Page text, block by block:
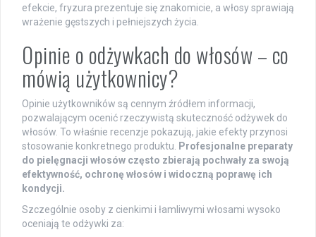
efekcie, fryzura prezentuje się znakomicie, a włosy sprawiają
wrażenie gęstszych i pełniejszych życia.
Opinie o odżywkach do włosów – co
mówią użytkownicy?
Opinie użytkowników są cennym źródłem informacji,
pozwalającym ocenić rzeczywistą skuteczność odżywek do
włosów. To właśnie recenzje pokazują, jakie efekty przynosi
stosowanie konkretnego produktu.
Profesjonalne preparaty
do pielęgnacji włosów często zbierają pochwały za swoją
efektywność, ochronę włosów i widoczną poprawę ich
kondycji.
Szczególnie osoby z cienkimi i łamliwymi włosami wysoko
oceniają te odżywki za: